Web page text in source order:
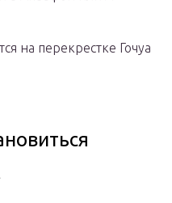
на перекрестке Гочуа